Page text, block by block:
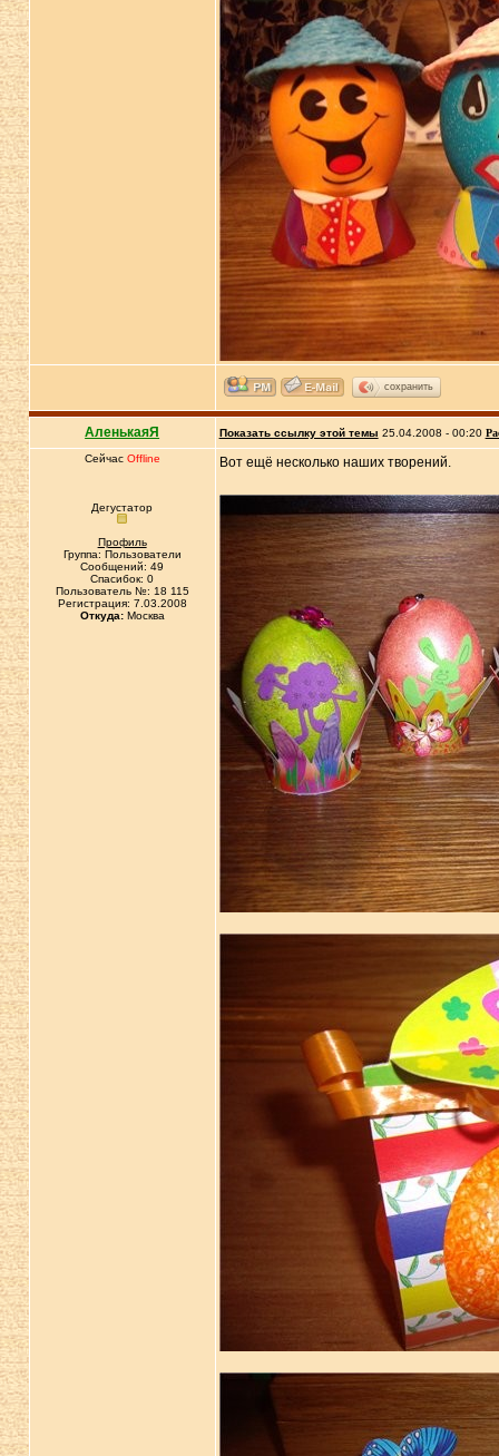
сохранить
АленькаяЯ Показать ссылку этой темы 25.04.2008 - 00:20
Сейчас Offline
Дегустатор
Профиль
Группа: Пользователи
Сообщений: 49
Спасибок: 0
Пользователь №: 18 115
Регистрация: 7.03.2008
Откуда:Москва
Вот ещё несколько наших творений.